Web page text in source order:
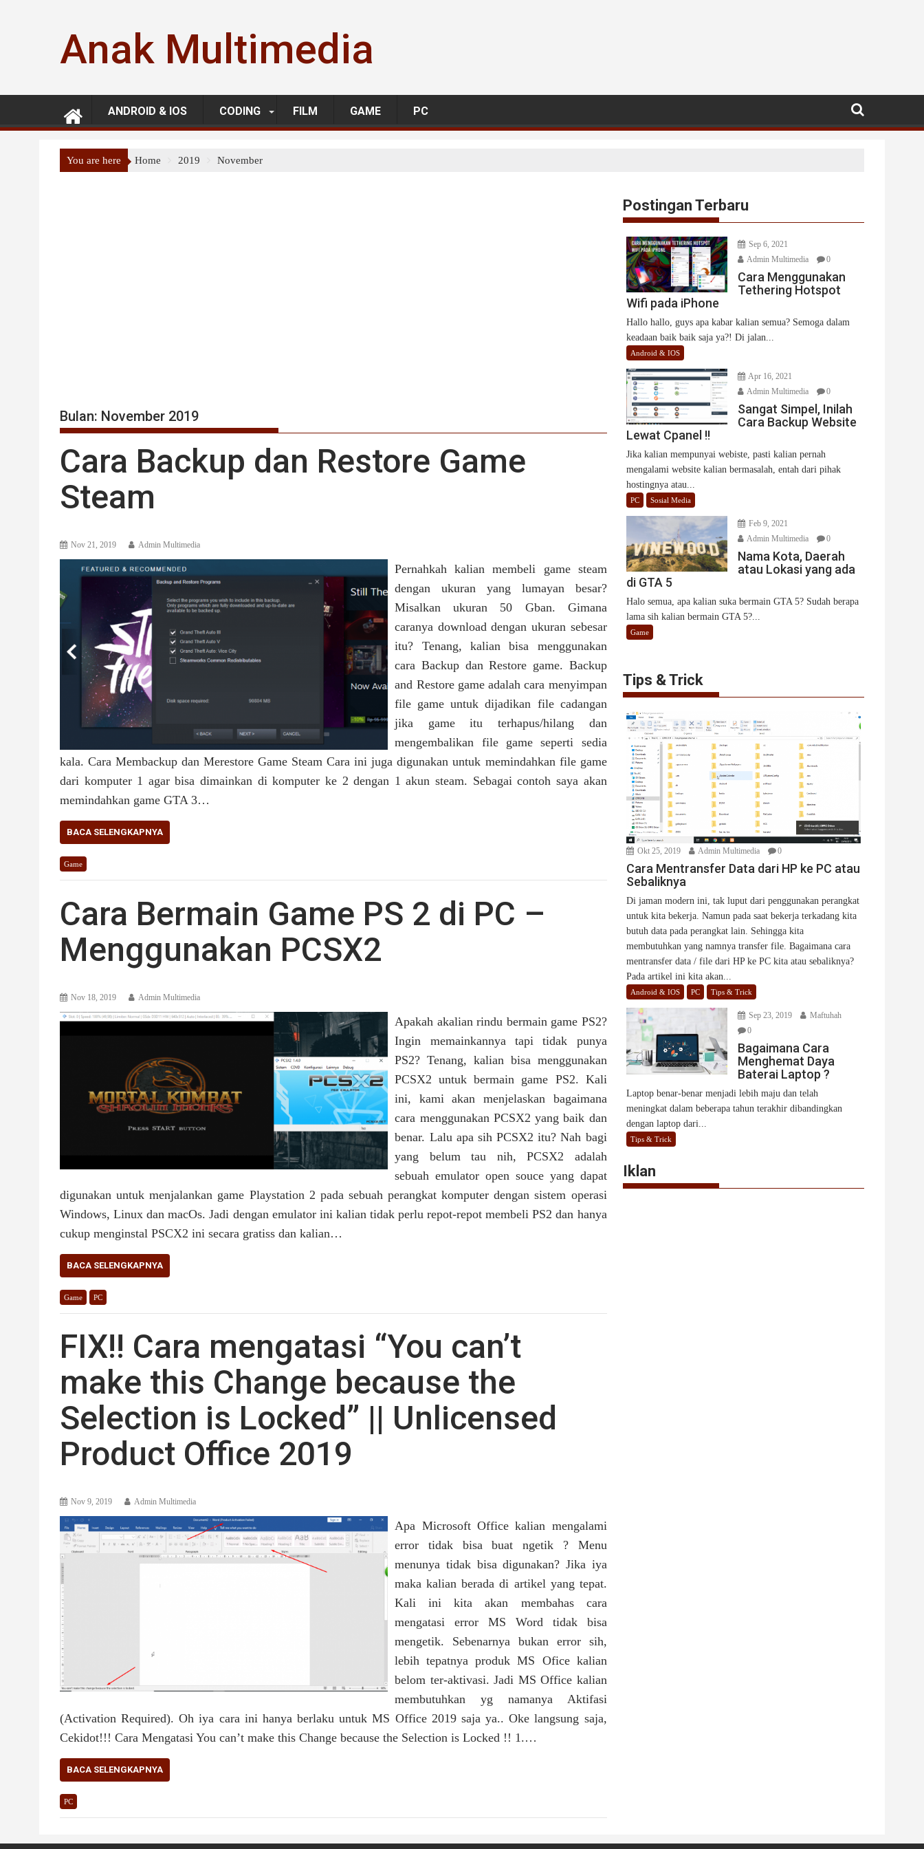
Anak Multimedia
ANDROID & IOS CODING FILM GAME PC
You are here Home 2019 November
Bulan: November 2019
Cara Backup dan Restore Game
Steam
Nov 21, 2019 Admin Multimedia
Pernahkah kalian membeli game steam
dengan ukuran yang lumayan besar?
Misalkan ukuran 50 Gban. Gimana
caranya download dengan ukuran sebesar
itu? Tenang, kalian bisa menggunakan
cara Backup dan Restore game. Backup
and Restore game adalah cara menyimpan
file game untuk dijadikan file cadangan
jika game itu terhapus/hilang dan
mengembalikan file game seperti sedia
kala. Cara Membackup dan Merestore Game Steam Cara ini juga digunakan untuk memindahkan file game
dari komputer 1 agar bisa dimainkan di komputer ke 2 dengan 1 akun steam. Sebagai contoh saya akan
memindahkan game GTA 3…
BACA SELENGKAPNYA
Game
Cara Bermain Game PS 2 di PC –
Menggunakan PCSX2
Nov 18, 2019 Admin Multimedia
Apakah akalian rindu bermain game PS2?
Ingin memainkannya tapi tidak punya
PS2? Tenang, kalian bisa menggunakan
PCSX2 untuk bermain game PS2. Kali
ini, kami akan menjelaskan bagaimana
cara menggunakan PCSX2 yang baik dan
benar. Lalu apa sih PCSX2 itu? Nah bagi
yang belum tau nih, PCSX2 adalah
sebuah emulator open souce yang dapat
digunakan untuk menjalankan game Playstation 2 pada sebuah perangkat komputer dengan sistem operasi
Windows, Linux dan macOs. Jadi dengan emulator ini kalian tidak perlu repot-repot membeli PS2 dan hanya
cukup menginstal PSCX2 ini secara gratiss dan kalian…
BACA SELENGKAPNYA
Game PC
FIX!! Cara mengatasi “You can’t
make this Change because the
Selection is Locked” || Unlicensed
Product Office 2019
Nov 9, 2019 Admin Multimedia
Apa Microsoft Office kalian mengalami
error tidak bisa buat ngetik ? Menu
menunya tidak bisa digunakan? Jika iya
maka kalian berada di artikel yang tepat.
Kali ini kita akan membahas cara
mengatasi error MS Word tidak bisa
mengetik. Sebenarnya bukan error sih,
lebih tepatnya produk MS Ofice kalian
belom ter-aktivasi. Jadi MS Office kalian
membutuhkan yg namanya Aktifasi
(Activation Required). Oh iya cara ini hanya berlaku untuk MS Office 2019 saja ya.. Oke langsung saja,
Cekidot!!! Cara Mengatasi You can’t make this Change because the Selection is Locked !! 1.…
BACA SELENGKAPNYA
PC
Postingan Terbaru
Sep 6, 2021
Admin Multimedia
0
Cara Menggunakan
Tethering Hotspot
Wifi pada iPhone
Hallo hallo, guys apa kabar kalian semua? Semoga dalam
keadaan baik baik saja ya?! Di jalan...
Android & IOS
Apr 16, 2021
Admin Multimedia
0
Sangat Simpel, Inilah
Cara Backup Website
Lewat Cpanel !!
Jika kalian mempunyai webiste, pasti kalian pernah
mengalami website kalian bermasalah, entah dari pihak
hostingnya atau...
PC Sosial Media
Feb 9, 2021
Admin Multimedia
0
Nama Kota, Daerah
atau Lokasi yang ada
di GTA 5
Halo semua, apa kalian suka bermain GTA 5? Sudah berapa
lama sih kalian bermain GTA 5?...
Game
Tips & Trick
Okt 25, 2019 Admin Multimedia 0
Cara Mentransfer Data dari HP ke PC atau
Sebaliknya
Di jaman modern ini, tak luput dari penggunakan perangkat
untuk kita bekerja. Namun pada saat bekerja terkadang kita
butuh data pada perangkat lain. Sehingga kita
membutuhkan yang namnya transfer file. Bagaimana cara
mentransfer data / file dari HP ke PC kita atau sebaliknya?
Pada artikel ini kita akan...
Android & IOS PC Tips & Trick
Sep 23, 2019
Maftuhah
0
Bagaimana Cara
Menghemat Daya
Baterai Laptop ?
Laptop benar-benar menjadi lebih maju dan telah
meningkat dalam beberapa tahun terakhir dibandingkan
dengan laptop dari...
Tips & Trick
Iklan